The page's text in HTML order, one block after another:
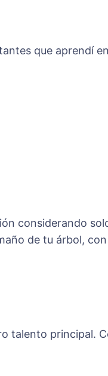
que aprendí
considerando
de tu árbol,
talento principal.